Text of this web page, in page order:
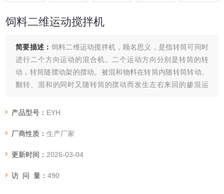
饲料二维运动搅拌机
简要描述： 饲料二维运动搅拌机，顾名思义，是指转筒可同时
进行二个方向运动的混合机。二个运动方向分别是转筒的转
动，转筒随摆动架的摆动。被混和物料在转筒内随转筒转动、
翻转、混和的同时又随转筒的摆动而发生左右来回的掺混运
混和。
产品型号： EYH
厂商性质：生产厂家
更新时间： 2026-03-04
访 问 量：490